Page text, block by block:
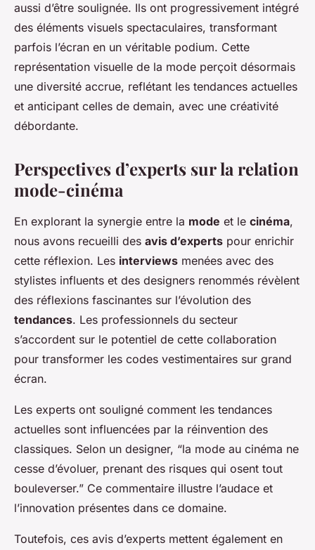
aussi d’être soulignée. Ils ont progressivement intégré
des éléments visuels spectaculaires, transformant
parfois l’écran en un véritable podium. Cette
représentation visuelle de la mode perçoit désormais
une diversité accrue, reflétant les tendances actuelles
et anticipant celles de demain, avec une créativité
débordante.
Perspectives d’experts sur la relation
mode-cinéma
En explorant la synergie entre la mode et le cinéma,
nous avons recueilli des avis d’experts pour enrichir
cette réflexion. Les interviews menées avec des
stylistes influents et des designers renommés révèlent
des réflexions fascinantes sur l’évolution des
tendances. Les professionnels du secteur
s’accordent sur le potentiel de cette collaboration
pour transformer les codes vestimentaires sur grand
écran.
Les experts ont souligné comment les tendances
actuelles sont influencées par la réinvention des
classiques. Selon un designer, “la mode au cinéma ne
cesse d’évoluer, prenant des risques qui osent tout
bouleverser.” Ce commentaire illustre l’audace et
l’innovation présentes dans ce domaine.
Toutefois, ces avis d’experts mettent également en